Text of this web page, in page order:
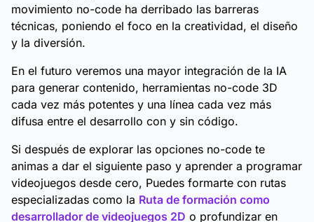
movimiento no-code ha derribado las barreras
técnicas, poniendo el foco en la creatividad, el diseño
y la diversión.
En el futuro veremos una mayor integración de la IA
para generar contenido, herramientas no-code 3D
cada vez más potentes y una línea cada vez más
difusa entre el desarrollo con y sin código.
Si después de explorar las opciones no-code te
animas a dar el siguiente paso y aprender a programar
videojuegos desde cero, Puedes formarte con rutas
especializadas como la Ruta de formación como
desarrollador de videojuegos 2D o profundizar en